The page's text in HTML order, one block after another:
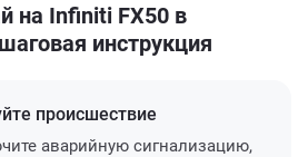
на Infiniti FX50 в
инструкция
происшествие
аварийную сигнализацию,